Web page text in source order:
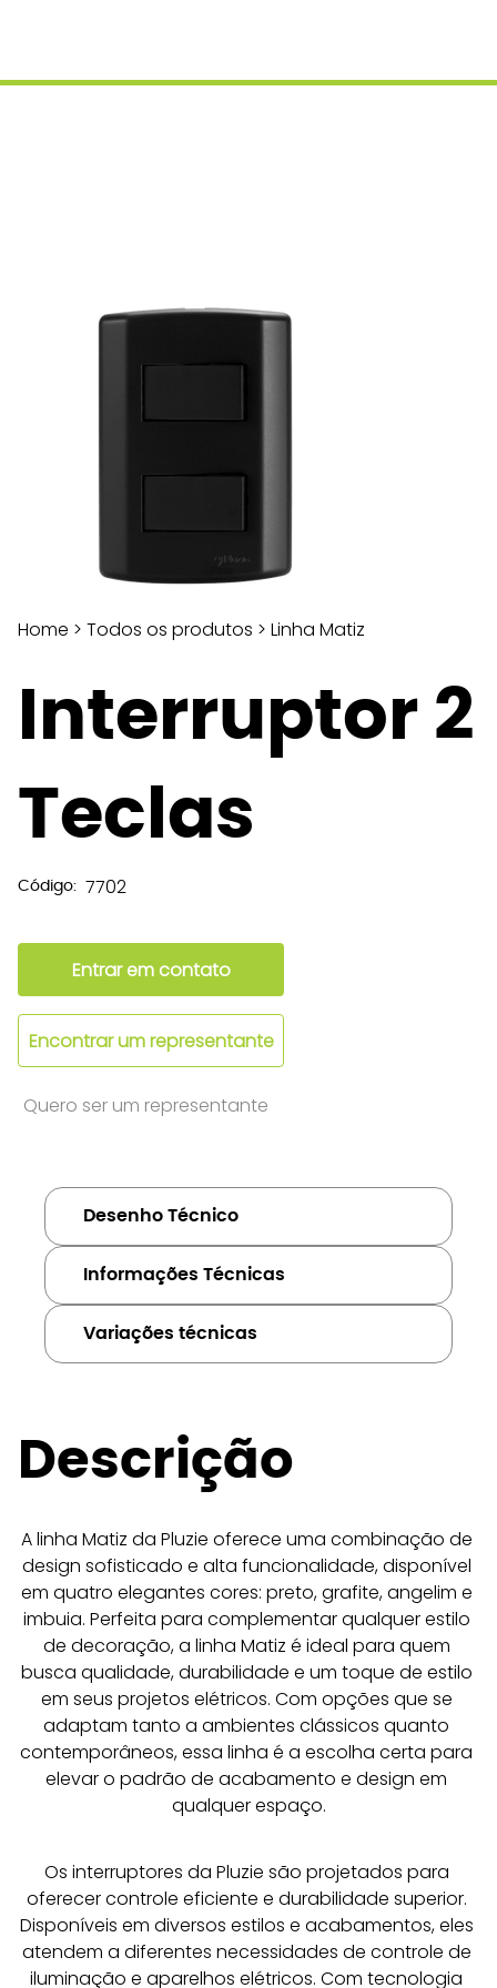
Home > Todos os produtos > Linha Matiz
Interruptor 2
Teclas
Código: 7702
Entrar em contato
Encontrar um representante
Quero ser um representante
Desenho Técnico
Informações Técnicas
Variações técnicas
Descrição
A linha Matiz da Pluzie oferece uma combinação de
design sofisticado e alta funcionalidade, disponível
em quatro elegantes cores: preto, grafite, angelim e
imbuia. Perfeita para complementar qualquer estilo
de decoração, a linha Matiz é ideal para quem
busca qualidade, durabilidade e um toque de estilo
em seus projetos elétricos. Com opções que se
adaptam tanto a ambientes clássicos quanto
contemporâneos, essa linha é a escolha certa para
elevar o padrão de acabamento e design em
qualquer espaço.
Os interruptores da Pluzie são projetados para
oferecer controle eficiente e durabilidade superior.
Disponíveis em diversos estilos e acabamentos, eles
atendem a diferentes necessidades de controle de
iluminação e aparelhos elétricos. Com tecnologia